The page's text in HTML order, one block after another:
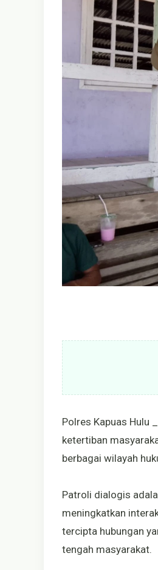
Polres Kapuas Hulu
ketertiban
berbagai wilayah
Patroli dialogis
meningkatkan
tercipta hubungan
tengah masyarakat.